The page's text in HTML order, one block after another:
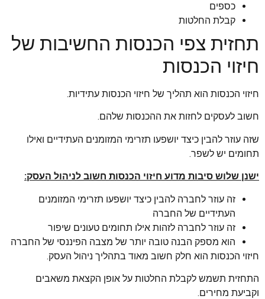
כספים
קבלת החלטות
תחזית צפי הכנסות החשיבות של
חיזוי הכנסות
חיזוי הכנסות הוא תהליך של חיזוי הכנסות עתידיות.
חשוב לעסקים לחזות את ההכנסות שלהם.
שזה עוזר להבין כיצד יושפעו תזרימי המזומנים העתידיים ואילו
תחומים יש לשפר.
ישנן שלוש סיבות מדוע חיזוי הכנסות חשוב לניהול העסק:
זה עוזר לחברה להבין כיצד יושפעו תזרימי המזומנים
העתידיים של החברה
זה עוזר לחברה לזהות אילו תחומים טעונים שיפור
הוא מספק הבנה טובה יותר של מצבה הפיננסי של החברה
חיזוי הכנסות הוא חלק חשוב מאוד בתהליך ניהול העסק.
התחזית תשמש לקבלת החלטות על אופן הקצאת משאבים
וקביעת מחירים.